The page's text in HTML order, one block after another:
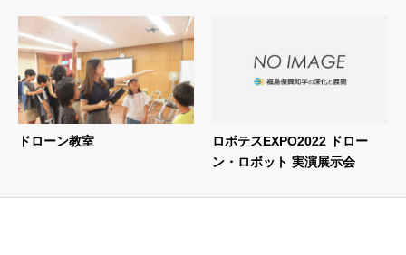
ドローン教室
ロボテスEXPO2022 ドロー
ン・ロボット 実演展示会